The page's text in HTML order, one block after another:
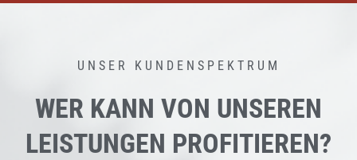
UNSER KUNDENSPEKTRUM
WER KANN VON UNSEREN
LEISTUNGEN PROFITIEREN?